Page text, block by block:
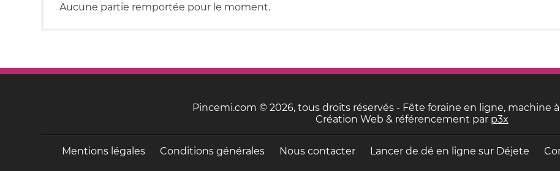
Aucune partie remportée pour le moment.
Pincemi.com © 2026, tous droits réservés - Fête foraine en ligne, machine
Création Web & référencement par p3x
Mentions légales Conditions générales Nous contacter Lancer de dé en ligne sur Déjete